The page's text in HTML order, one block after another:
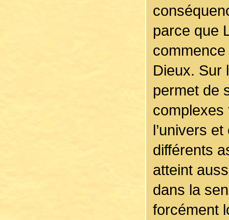
parce que
Dieux. Sur
permet de
complexes
l’univers
différents
atteint
dans la
forcément